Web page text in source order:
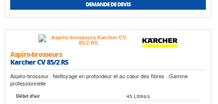
DEMANDE DE DEVIS
Aspiro-brosseurs
Karcher CV 85/2 RS
Aspiro-brosseur . Nettoyage en profondeur et au cœur des fibres . Gamme
professionnelle
Débit d'air 45 Litres/s